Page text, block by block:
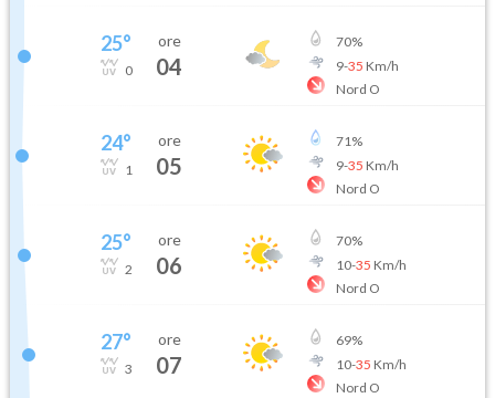
25°
0
ore
04
70%
9-35 Km/h
Nord O
24°
1
ore
05
71%
9-35 Km/h
Nord O
25°
2
ore
06
70%
10-35 Km/h
Nord O
27°
3
ore
07
69%
10-35 Km/h
Nord O